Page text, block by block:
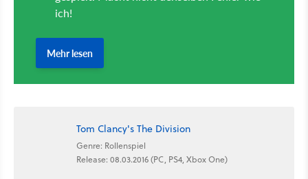
Tom Clancy's The Division
Genre: Rollenspiel
Release: 08.03.2016 (PC, PS4, Xbox One)